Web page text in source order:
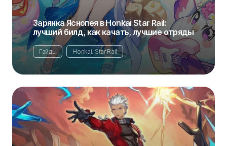
Зарянка Яснопея в Honkai Star Rail:
лучший билд, как качать, лучшие отряды
Гайды Honkai: Star Rail